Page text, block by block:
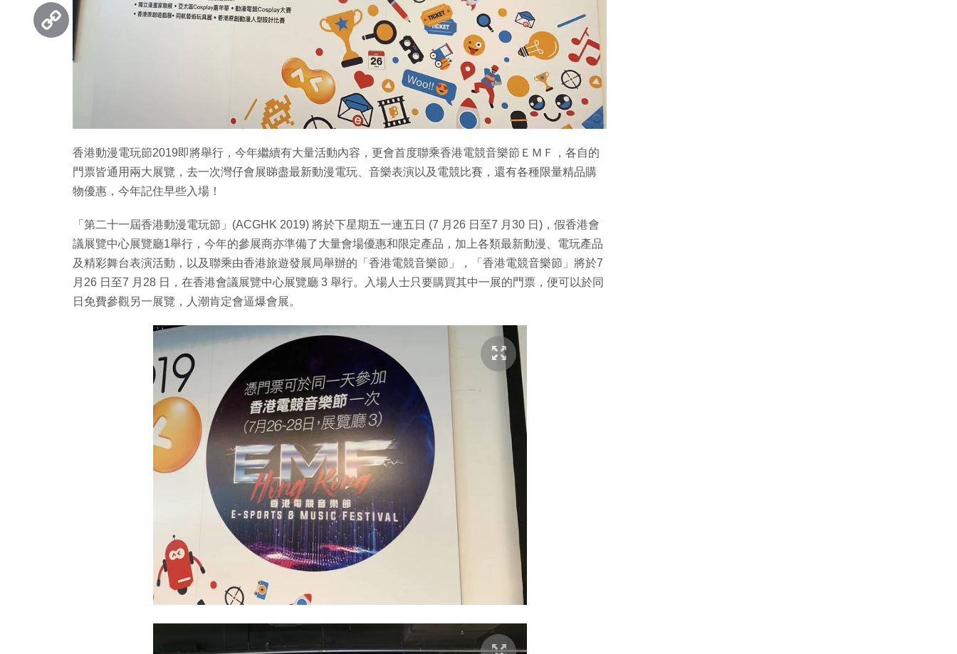
香港動漫電玩節2019即將舉行，今年繼續有大量活動內容，更會首度聯乘香港電競音樂節ＥＭＦ，各自的
門票皆通用兩大展覽，去一次灣仔會展睇盡最新動漫電玩、音樂表演以及電競比賽，還有各種限量精品購
物優惠，今年記住早些入場！
「第二十一屆香港動漫電玩節」(ACGHK 2019) 將於下星期五一連五日 (7 月26 日至7 月30 日)，假香港會
議展覽中心展覽廳1舉行，今年的參展商亦準備了大量會場優惠和限定產品，加上各類最新動漫、電玩產品
及精彩舞台表演活動，以及聯乘由香港旅遊發展局舉辦的「香港電競音樂節」，「香港電競音樂節」將於7
月26 日至7 月28 日，在香港會議展覽中心展覽廳 3 舉行。入場人士只要購買其中一展的門票，便可以於同
日免費參觀另一展覽，人潮肯定會逼爆會展。
Threads
Copy